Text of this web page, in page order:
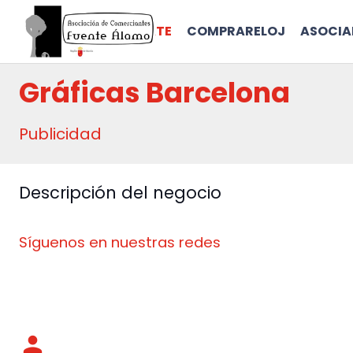
INICIO ASÓCIATE COMPRARELOJ
Gráficas Barcelona
Publicidad
Descripción del negocio
Síguenos en nuestras redes
person